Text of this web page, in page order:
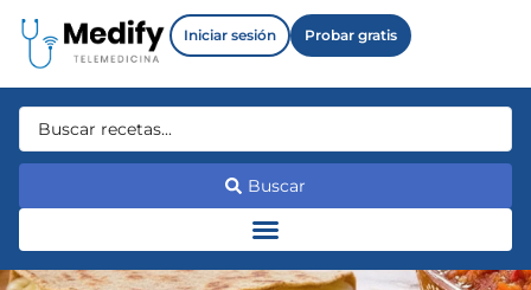
Iniciar sesión Probar gratis
Buscar